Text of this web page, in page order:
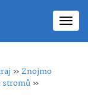
»Znojmo
stromů»